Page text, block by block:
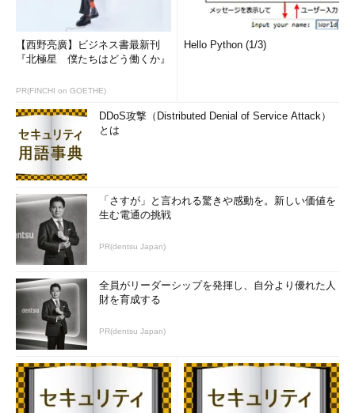
【西野亮廣】ビジネス書最新刊
『北極星 僕たちはどう働くか』
PR(FINCHI on GOETHE)
Hello Python (1/3)
DDoS攻撃（Distributed Denial of Service Attack）
とは
「さすが」と言われる驚きや感動を。新しい価値を
生む電通の挑戦
PR(dentsu Japan)
全員がリーダーシップを発揮し、自分より優れた人
財を育成する
PR(dentsu Japan)